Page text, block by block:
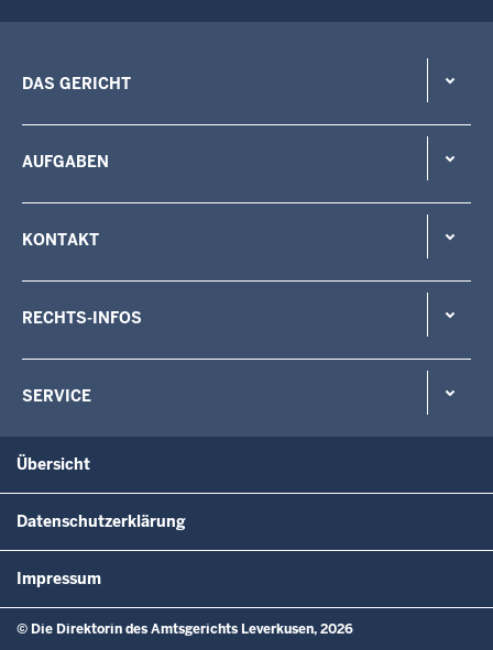
DAS GERICHT
AUFGABEN
KONTAKT
RECHTS-INFOS
SERVICE
Übersicht
Datenschutzerklärung
Impressum
© Die Direktorin des Amtsgerichts Leverkusen, 2026